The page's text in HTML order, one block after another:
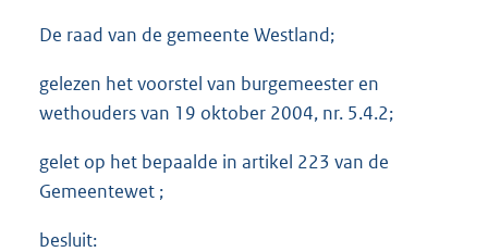
De raad van de gemeente Westland;
gelezen het voorstel van burgemeester en
wethouders van 19 oktober 2004, nr. 5.4.2;
gelet op het bepaalde in artikel 223 van de
Gemeentewet ;
besluit: